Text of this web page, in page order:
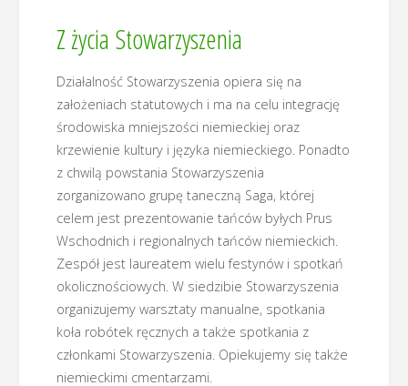
Z życia Stowarzyszenia
Działalność Stowarzyszenia opiera się na
założeniach statutowych i ma na celu integrację
środowiska mniejszości niemieckiej oraz
krzewienie kultury i języka niemieckiego. Ponadto
z chwilą powstania Stowarzyszenia
zorganizowano grupę taneczną Saga, której
celem jest prezentowanie tańców byłych Prus
Wschodnich i regionalnych tańców niemieckich.
Zespół jest laureatem wielu festynów i spotkań
okolicznościowych. W siedzibie Stowarzyszenia
organizujemy warsztaty manualne, spotkania
koła robótek ręcznych a także spotkania z
członkami Stowarzyszenia. Opiekujemy się także
niemieckimi cmentarzami.